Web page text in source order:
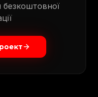
безкоштовної